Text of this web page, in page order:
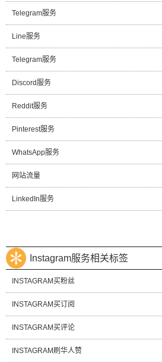
Telegram服务
Line服务
Telegram服务
Discord服务
Reddit服务
Pinterest服务
WhatsApp服务
网站流量
LinkedIn服务
Instagram服务相关标签
INSTAGRAM买粉丝
INSTAGRAM买订阅
INSTAGRAM买评论
INSTAGRAM刷华人赞